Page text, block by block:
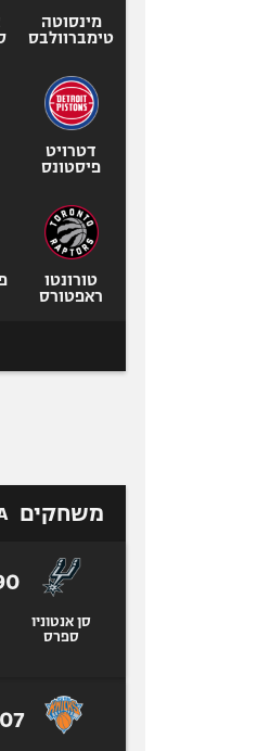
מינסוטה
טימברוולבס
דטרויט
פיסטונס
טורונטו
ראפטורס
משחקים
סן אנטוניו
ספרס